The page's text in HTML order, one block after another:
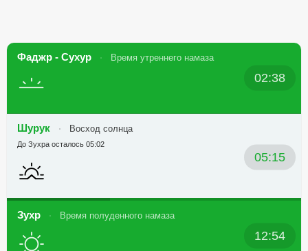
Фаджр - Сухур Время утреннего намаза
02:38
Шурук Восход солнца
05:15
До Зухра осталось 05:02
Зухр Время полуденного намаза
12:54